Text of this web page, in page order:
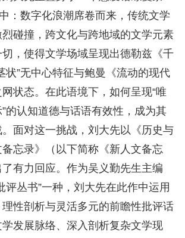
：数字化浪潮席卷而来，传统文学
碰撞，跨文化与跨地域的文学元素
，使得文学场域呈现出德勒兹《千
状”无中心特征与鲍曼《流动的现代
状态。在此语境下，如何呈现“唯
的认知道德与话语有效性，成为其
面对这一挑战，刘大先以《历史与
忘录》（以下简称《新人文备忘
有力回应。作为吴义勤先生主编
评丛书”一种，刘大先在此作中运用
性剖析与灵活多元的前瞻性批评话
发展脉络、深入剖析复杂文学现